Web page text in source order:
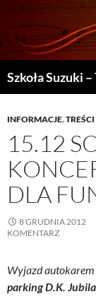
Szkoła Suzuki
TREŚCI
INFORMACJE,
15.12
DLA
8 GRUDNIA 2012
KOMENTARZ
Wyjazd autokarem
parking D.K.